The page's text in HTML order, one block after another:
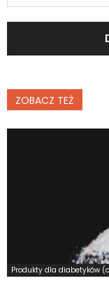
ZOBACZ TEŻ
Produkty dla diabetyków